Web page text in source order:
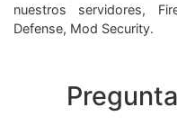
nuestros servidores,
Defense, Mod Security.